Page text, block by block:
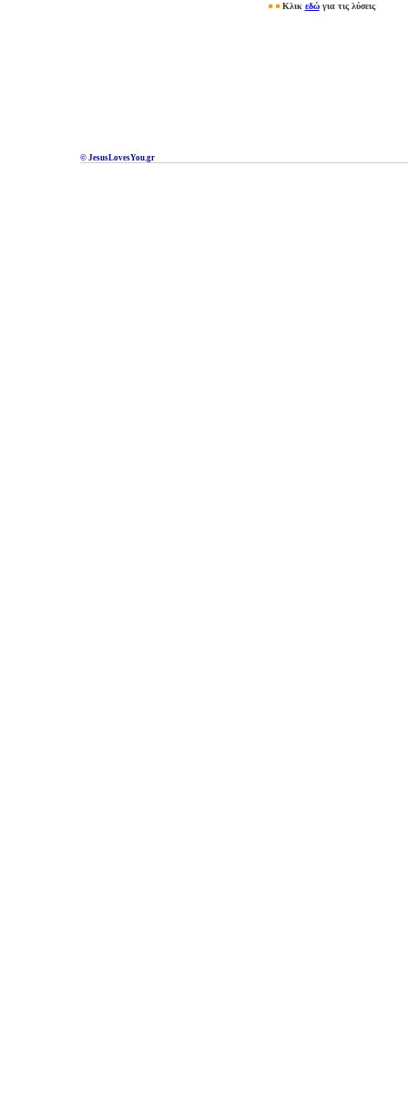
Κλικ εδώγια τις λύσεις
© JesusLovesYou.gr